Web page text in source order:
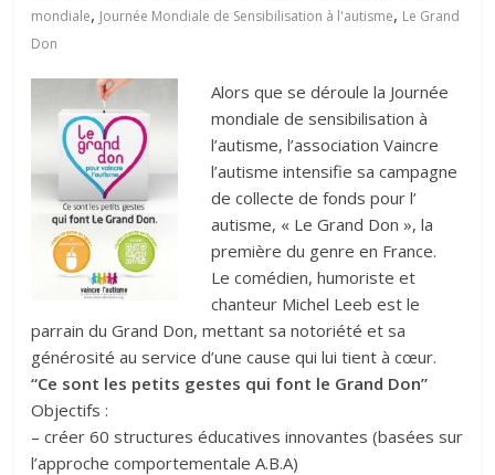
mondiale, Journée Mondiale de Sensibilisation à l'autisme, Le Grand
Don
Alors que se déroule la Journée
mondiale de sensibilisation à
l’autisme, l’association Vaincre
l’autisme intensifie sa campagne
de collecte de fonds pour l’
autisme, « Le Grand Don », la
première du genre en France.
Le comédien, humoriste et
chanteur Michel Leeb est le
parrain du Grand Don, mettant sa notoriété et sa
générosité au service d’une cause qui lui tient à cœur.
“Ce sont les petits gestes qui font le Grand Don”
Objectifs :
– créer 60 structures éducatives innovantes (basées sur
l’approche comportementale A.B.A)